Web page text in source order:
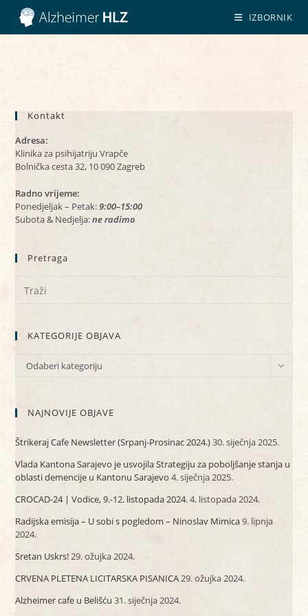
Preskoči
sadržaj
IZBORNIK
Kontakt
Adresa:
Klinika za psihijatriju Vrapče
Bolnička cesta 32, 10 090 Zagreb
Radno vrijeme:
Ponedjeljak – Petak:9:00–15:00
Subota & Nedjelja:ne radimo
Pretraga
KATEGORIJE OBJAVA
KATEGORIJE
Odaberi kategoriju
NAJNOVIJE OBJAVE
Štrikeraj Cafe Newsletter (Srpanj-Prosinac 2024.)30. siječnja 2025.
Vlada Kantona Sarajevo je usvojila Strategiju za poboljšanje stanja u
oblasti demencije u Kantonu Sarajevo 4. siječnja 2025.
CROCAD-24 | Vodice, 9.-12. listopada 2024.4. listopada 2024.
Radijska emisija – U sobi s pogledom – Ninoslav Mimica9. lipnja
2024.
Sretan Uskrs!29. ožujka 2024.
CRVENA PLETENA LICITARSKA PISANICA29. ožujka 2024.
Alzheimer cafe u Belišću 31. siječnja 2024.